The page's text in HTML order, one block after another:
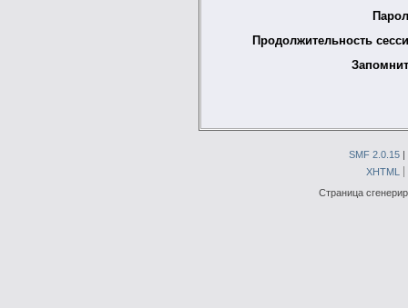
Продолжительность
SMF 2.0.15 |
XHTML
Страница